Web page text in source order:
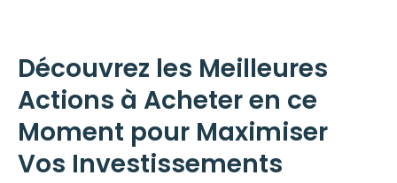
Découvrez les Meilleures
Actions à Acheter en ce
Moment pour Maximiser
Vos Investissements